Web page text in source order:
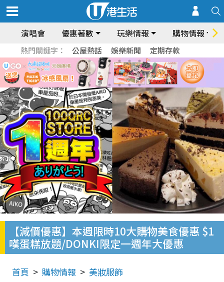
演唱會 優惠著數 玩樂情報 購物情報
熱門關鍵字： 公屋熱話 娛樂新聞 定期存款
【減價優惠】本週限時10大購物美食優惠 $1
嘆蛋糕放題/DONKI限定一週年大優惠
首頁 購物情報 美妝服飾